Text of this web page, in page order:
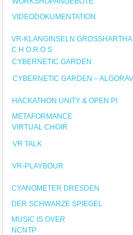
VIDEODOKUMENTATION
VR-KLANGINSELN GROSSHARTHAU
C H O R O S
CYBERNETIC GARDEN
CYBERNETIC GARDEN –
HACKATHON UNITY & OPEN PI
METAFORMANCE
VIRTUAL CHOIR
VR TALK
VR-PLAYBOUR
CYANOMETER DRESDEN
DER SCHWARZE SPIEGEL
MUSIC IS OVER
NCNTP